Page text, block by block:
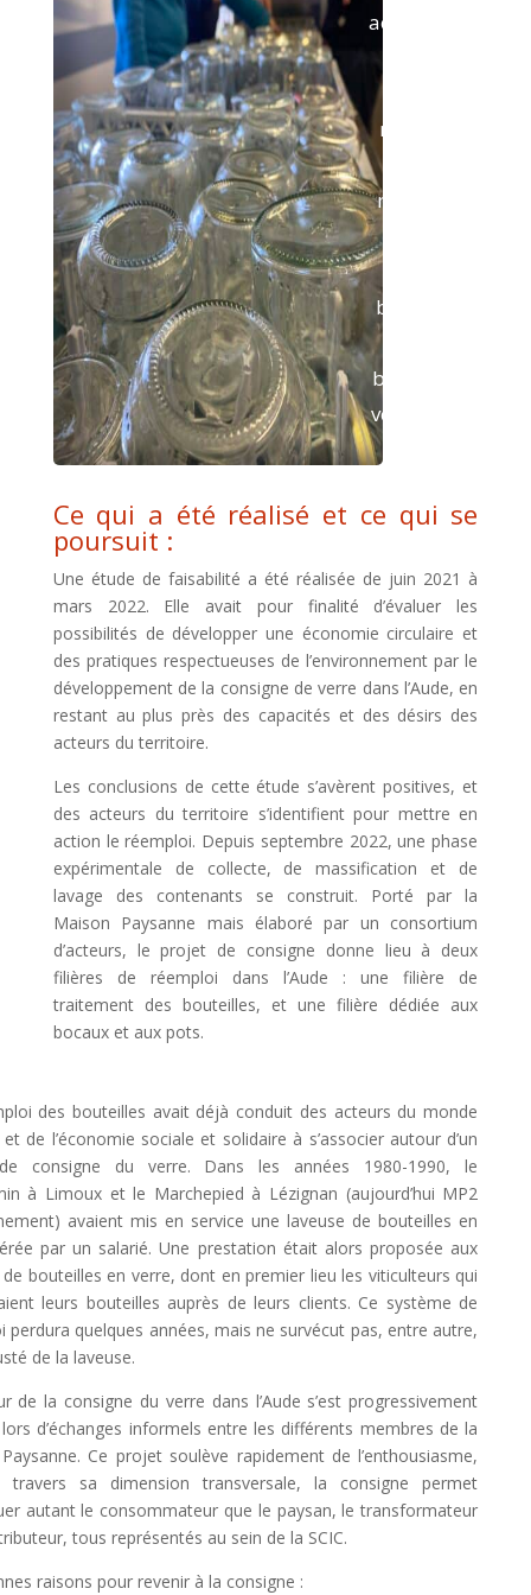
acteurs du
mettre en
réseau de
b
bocaux en
verre dans
Ce qui a été réalisé et ce qui se
poursuit :
Une étude de faisabilité a été réalisée de juin 2021 à
mars 2022. Elle avait pour finalité d’évaluer les
possibilités de développer une économie circulaire et
des pratiques respectueuses de l’environnement par le
développement de la consigne de verre dans l’Aude, en
restant au plus près des capacités et des désirs des
acteurs du territoire.
Les conclusions de cette étude s’avèrent positives, et
des acteurs du territoire s’identifient pour mettre en
action le réemploi. Depuis septembre 2022, une phase
expérimentale de collecte, de massification et de
lavage des contenants se construit. Porté par la
Maison Paysanne mais élaboré par un consortium
d’acteurs, le projet de consigne donne lieu à deux
filières de réemploi dans l’Aude : une filière de
traitement des bouteilles, et une filière dédiée aux
bocaux et aux pots.
des bouteilles avait déjà conduit des acteurs du monde
de l’économie sociale et solidaire à s’associer autour d’un
consigne du verre. Dans les années 1980-1990, le
à Limoux et le Marchepied à Lézignan (aujourd’hui MP2
avaient mis en service une laveuse de bouteilles en
par un salarié. Une prestation était alors proposée aux
bouteilles en verre, dont en premier lieu les viticulteurs qui
leurs bouteilles auprès de leurs clients. Ce système de
perdura quelques années, mais ne survécut pas, entre autre,
de la laveuse.
de la consigne du verre dans l’Aude s’est progressivement
d’échanges informels entre les différents membres de la
Ce projet soulève rapidement de l’enthousiasme,
travers sa dimension transversale, la consigne permet
autant le consommateur que le paysan, le transformateur
tous représentés au sein de la SCIC.
raisons pour revenir à la consigne :